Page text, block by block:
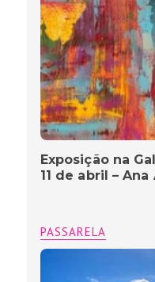
Exposição na
11 de abril –
PASSARELA